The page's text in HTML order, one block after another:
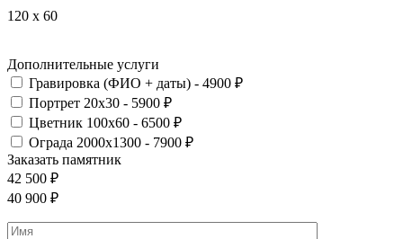
120 x 60
Дополнительные услуги
Гравировка (ФИО + даты) - 4900 ₽
Портрет 20х30 - 5900 ₽
Цветник 100х60 - 6500 ₽
Ограда 2000х1300 - 7900 ₽
Заказать памятник
42 500 ₽
40 900 ₽